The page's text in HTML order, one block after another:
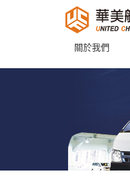
關於我們